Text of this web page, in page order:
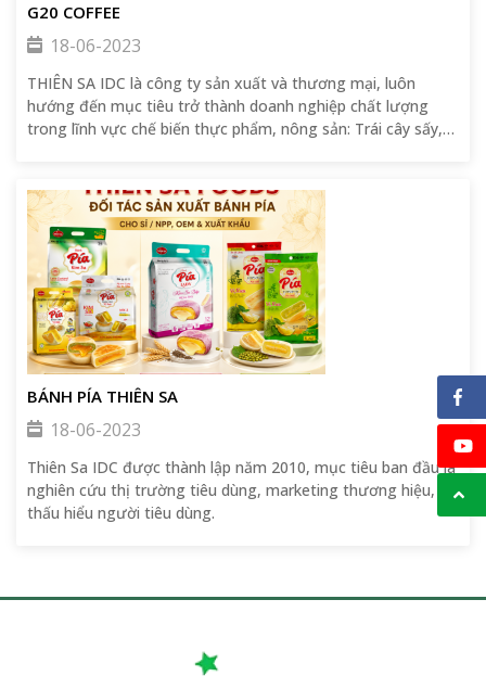
G20 COFFEE
18-06-2023
THIÊN SA IDC là công ty sản xuất và thương mại, luôn
hướng đến mục tiêu trở thành doanh nghiệp chất lượng
trong lĩnh vực chế biến thực phẩm, nông sản: Trái cây sấy,
thực phẩm.
BÁNH PÍA THIÊN SA
18-06-2023
Thiên Sa IDC được thành lập năm 2010, mục tiêu ban đầu là
nghiên cứu thị trường tiêu dùng, marketing thương hiệu,
thấu hiểu người tiêu dùng.